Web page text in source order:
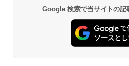
ClaudeCode
非エンジニア
方 マニュアル
にもKindle出
めのAIコーデ
￥16,980
Kindle
ション
Google 検索で当サイトの記